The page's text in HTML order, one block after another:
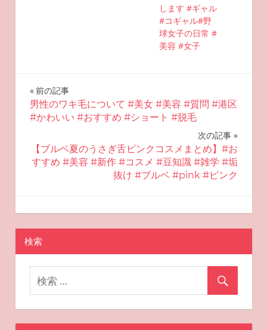
します #ギャル
#コギャル#野
球女子の日常 #
美容 #女子
投
稿
ナ
ビ
ー
シ
ョ
ン
前の記事
男性のワキ毛について #美女 #美容 #質問 #港区
#かわいい #おすすめ #ショート #脱毛
次の記事
【ブルベ夏のうさぎ舌ピンクコスメまとめ】#お
すすめ #美容 #新作 #コスメ #豆知識 #雑学 #垢
抜け #ブルベ #pink #ピンク
2025-07-04
miyu
おすすめ美容
検索